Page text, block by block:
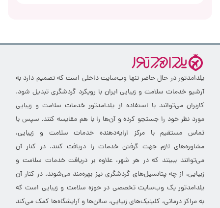
یلدامدتور در حال حاضر تنها وب‌سایت داخلی است که تصمیم دارد به
آرشیو خدمات سلامت و زیبایی ایران با رویکرد گردشگری تبدیل شود.
کاربران می‌توانند با استفاده از یلدامدتور خدمات سلامت و زیبایی
مورد نظر خود را جستجو کرده و آن‌ها را با هم مقایسه کنند. سپس با
تماس مستقیم با مرکز ارایه‌دهنده خدمات سلامت و زیبایی،
مشاوره‌های لازم جهت گرفتن خدمات را دریافت کنند. در کنار آن
می‌توانند ببینند که در هر شهر، علاوه بر دریافت خدمات سلامت و
زیبایی، از چه پتانسیل‌های گردشگری نیز بهره‌مند می‌شوند. در کنار آن
یلدامدتور یک وب‌سایت تخصصی در حوزه سلامت و زیبایی است که
به مراکز درمانی، کلینیک‌های زیبایی، سالن‌ها و آرایشگاه‌ها کمک می‌کند